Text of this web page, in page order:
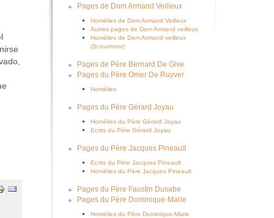
Pages de Dom Armand Veilleux
Homélies de Dom Armand Veilleux
Autres pages de Dom Armand veilleux
Homélies de Dom Armand veilleux
(Scourmont)
Pages de Père Bernard De Give
Pages du Père Omer De Ruyver
Homélies
Pages du Père Gérard Joyau
Homélies du Père Gérard Joyau
Ecrits du Père Gérard Joyau
Pages du Père Jacques Pineault
Ecrits du Père Jacques Pineault
Homélies du Père Jacques Pineault
Pages du Père Faustin Dusabe
Pages du Père Dominique-Marie
Homélies du Père Dominique-Marie